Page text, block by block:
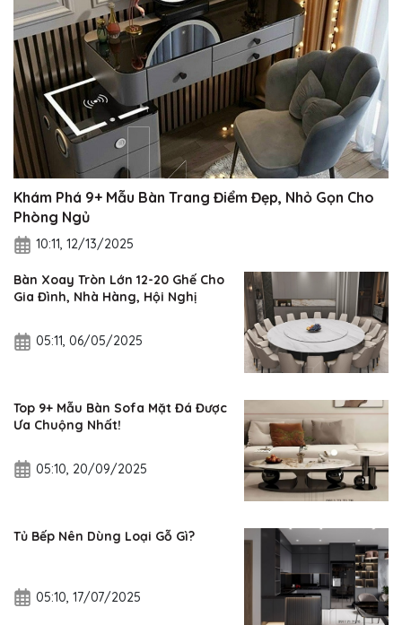
Khám Phá 9+ Mẫu Bàn Trang Điểm Đẹp, Nhỏ Gọn Cho
Phòng Ngủ
10:11, 12/13/2025
Bàn Xoay Tròn Lớn 12-20 Ghế Cho
Gia Đình, Nhà Hàng, Hội Nghị
05:11, 06/05/2025
Top 9+ Mẫu Bàn Sofa Mặt Đá Được
Ưa Chuộng Nhất!
05:10, 20/09/2025
Tủ Bếp Nên Dùng Loại Gỗ Gì?
05:10, 17/07/2025